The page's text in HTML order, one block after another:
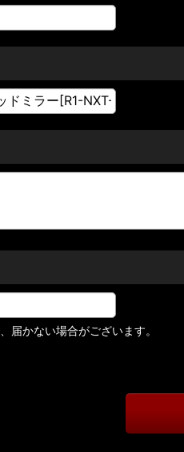
届かない場合がございます。